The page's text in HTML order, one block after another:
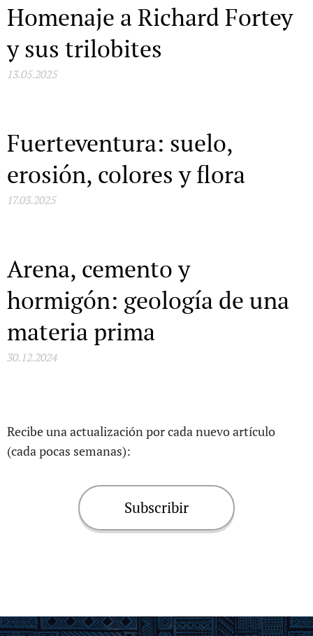
Homenaje a Richard Fortey
y sus trilobites
13.05.2025
Fuerteventura: suelo,
erosión, colores y flora
17.03.2025
Arena, cemento y
hormigón: geología de una
materia prima
30.12.2024
Recibe una actualización por cada nuevo artículo
(cada pocas semanas):
Subscribir